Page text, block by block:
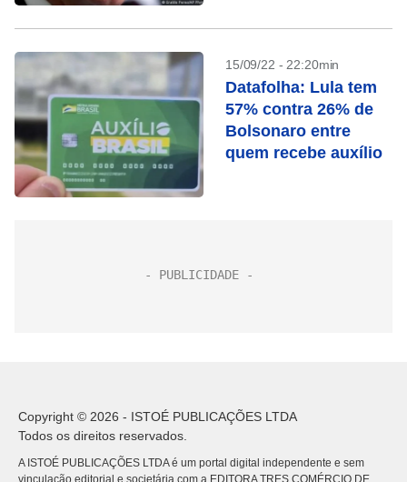
15/09/22 - 22:20min
Datafolha: Lula tem
57% contra 26% de
Bolsonaro entre
quem recebe auxílio
Copyright © 2026 - ISTOÉ PUBLICAÇÕES LTDA
Todos os direitos reservados.
A ISTOÉ PUBLICAÇÕES LTDA é um portal digital independente e sem
vinculação editorial e societária com a EDITORA TRES COMÉRCIO DE